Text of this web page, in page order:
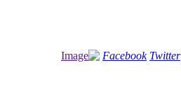
Facebook Twitter